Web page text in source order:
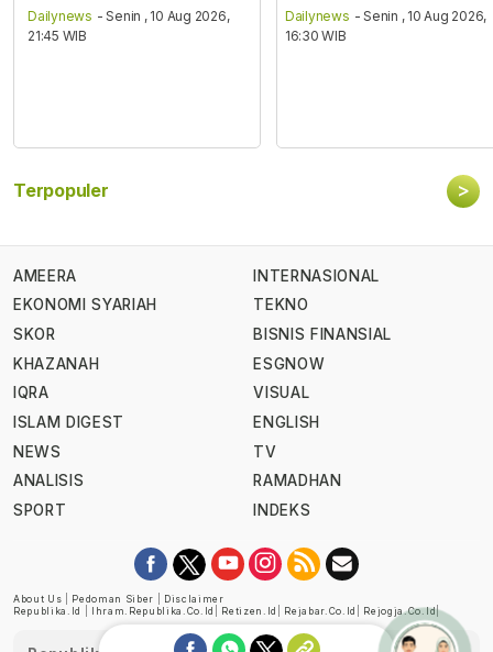
Dailynews - Senin , 10 Aug 2026,
21:45 WIB
Dailynews - Senin , 10 Aug 2026,
16:30 WIB
Terpopuler >
AMEERA
EKONOMI SYARIAH
SKOR
KHAZANAH
IQRA
ISLAM DIGEST
NEWS
ANALISIS
SPORT
INTERNASIONAL
TEKNO
BISNIS FINANSIAL
ESGNOW
VISUAL
ENGLISH
TV
RAMADHAN
INDEKS
About Us Pedoman Siber
Disclaimer
Republika.id
Ihram.republika.co.id Retizen.id Rejabar.co.id Rejogja.co.id|